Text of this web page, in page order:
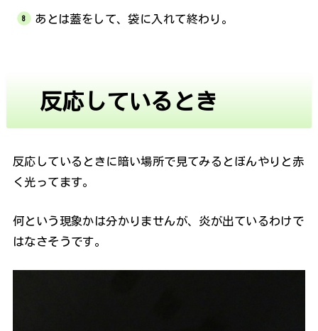
あとは蓋をして、袋に入れて終わり。
反応しているとき
反応しているときに暗い場所で見てみるとぼんやりと赤
く光ってます。
何という現象かは分かりませんが、炎が出ているわけで
はなさそうです。